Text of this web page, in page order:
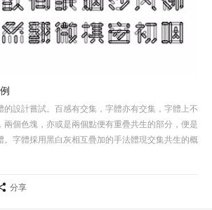
的設計嘗試。百感有交集，字體亦有交集，字體上不
兩個色塊，亦或是兩個點便有重疊共生的部分，便是
。字體採用黑白灰相互疊加的手法體現交集共生的概
感覺也不一樣。
分享